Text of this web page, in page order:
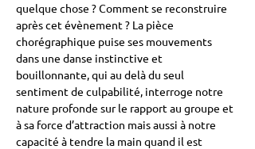
quelque chose ? Comment se reconstruire
après cet évènement ? La pièce
chorégraphique puise ses mouvements
dans une danse instinctive et
bouillonnante, qui au delà du seul
sentiment de culpabilité, interroge notre
nature profonde sur le rapport au groupe et
à sa force d’attraction mais aussi à notre
capacité à tendre la main quand il est